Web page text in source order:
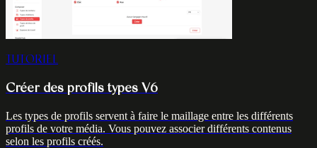
TUTORIEL
Créer des profils types V6
Les types de profils servent à faire le maillage entre les différents
profils de votre média. Vous pouvez associer différents contenus
selon les profils créés.